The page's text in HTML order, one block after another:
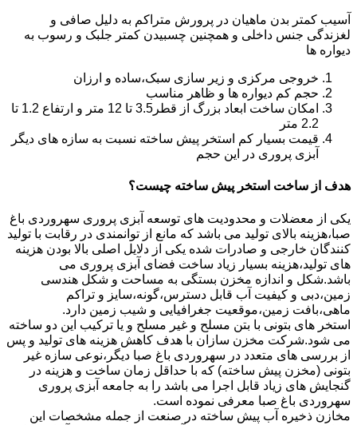
آسیب کمتر بدن ماهیان در پرورش متراکم به دلیل صافی و
لغزندگی جنس داخلی و همچنین چسبیدن کمتر جلبک و رسوب به
دیواره ها
خروجی مرکزی و زیر سازی سبک،ساده و ارزان
حجم کم دیواره ها و ظاهر مناسب
امکان ساخت ابعاد بزرگ از قطر3.5 تا 12 متر و ارتفاع 1.2 تا
2.2 متر
قیمت بسیار کم استخر پیش ساخته نسبت به سازه های دیگر
آبزی پروری در این حجم
هدف از ساخت استخر پیش ساخته چیست؟
یکی از معضلات و محدودیت های توسعه آبزی پروری سهروردی باغ
صبا،هزینه بالای تولید می باشد که مانع از توانمندی در رقابت با تولید
کنندگان خارجی و صادرات شده یکی از دلایل اصلی بالا بودن هزینه
های تولید،هزینه بسیار زیاد ساخت فضای آبزی پروری می
باشد.شکل و اندازه مخزن بستگی به مساحت و شکل هندسی
زمین،دبی و کیفیت آب قابل دسترس،گونه،سایز و تراکم
ماهی،بافت زمین،موقعیت جغرافیایی و شیب زمین دارد.
استخر های بتونی با بتن مسلح و غیر مسلح و یا ترکیب این دو ساخته
می شود.شرکت مخزن سازان با هدف کاهش هزینه های تولید و پس
از بررسی های متعدد در سهروردی باغ صبا دیگر،نوعی سازه غیر
بتونی (مخزن پیش ساخته) که با حداقل زمان ساخت و هزینه در
گنجایش های زیاد قابل اجرا می باشد را به جامعه آبزی پروری
سهروردی باغ صبا معرفی نموده است.
مخازن ذخیره آب پیش ساخته در صنعت از جمله مشخصات این